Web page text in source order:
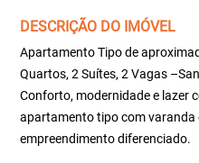
DESCRIÇÃO DO IMÓVEL
Apartamento Tipo de
Quartos, 2 Suítes, 2 Vagas
Conforto, modernidade e lazer
apartamento tipo com
empreendimento diferenciado.